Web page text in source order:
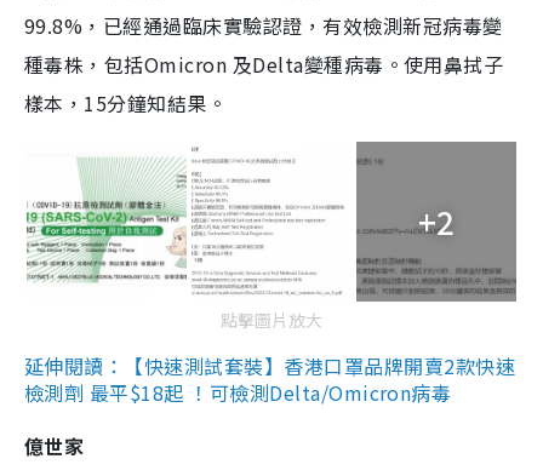
99.8%，已經通過臨床實驗認證，有效檢測新冠病毒變
種毒株，包括Omicron 及Delta變種病毒。使用鼻拭子
樣本，15分鐘知結果。
+2
點擊圖片放大
延伸閱讀：【快速測試套裝】香港口罩品牌開賣2款快速
檢測劑 最平$18起 ！可檢測Delta/Omicron病毒
億世家